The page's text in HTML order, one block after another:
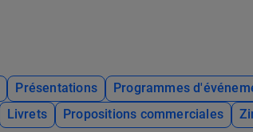
Présentations Programmes
Livrets Propositions commerciales